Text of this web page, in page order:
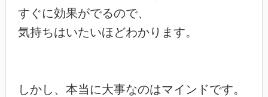
すぐに効果がでるので、
気持ちはいたいほどわかります。
しかし、本当に大事なのはマインドです。